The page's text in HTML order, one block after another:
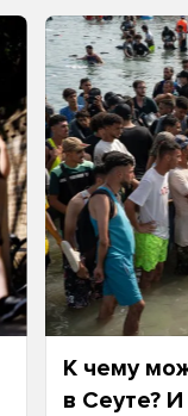
К чему
в Сеуте?